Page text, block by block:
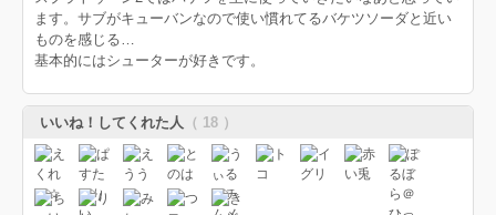
ます。サブがキューバンなので使い慣れてるバケツソーダと近い
ものを感じる…
基本的にはシューターが好きです。
いいね！してくれた人 （ 18 ）